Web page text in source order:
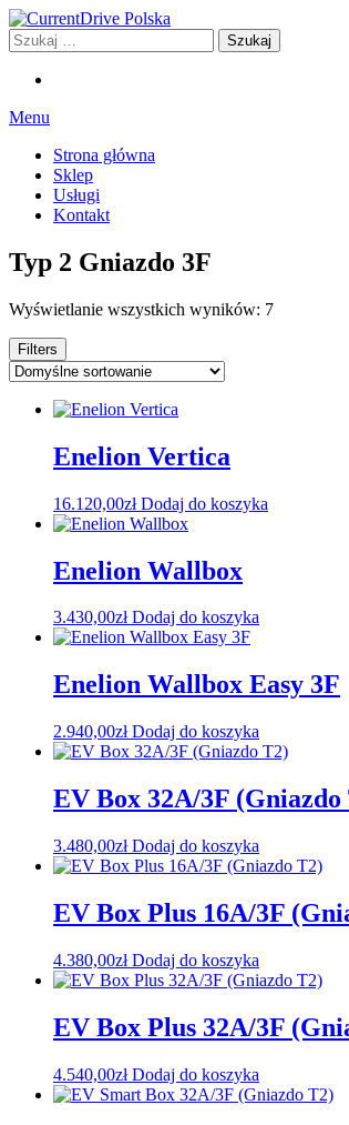
Przejdź
do
treści
CurrentDrive Polska
Stacje ładowania dla Twojego samochodu
Szukaj:
Menu
Strona główna
Sklep
Usługi
Kontakt
Typ 2 Gniazdo 3F
Wyświetlanie wszystkich wyników: 7
Filters
Enelion Vertica
16.120,00zł Dodaj do koszyka
Enelion Wallbox
3.430,00zł Dodaj do koszyka
Enelion Wallbox Easy 3F
2.940,00zł Dodaj do koszyka
EV Box 32A/3F (Gniazdo
3.480,00zł Dodaj do koszyka
EV Box Plus 16A/3F
4.380,00zł Dodaj do koszyka
EV Box Plus 32A/3F
4.540,00zł Dodaj do koszyka